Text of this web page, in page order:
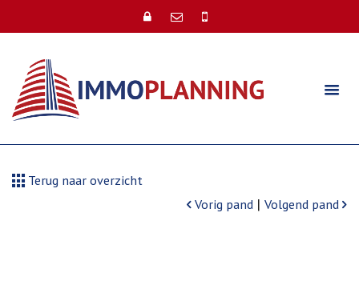
Terug naar overzicht
Vorig pand | Volgend pand